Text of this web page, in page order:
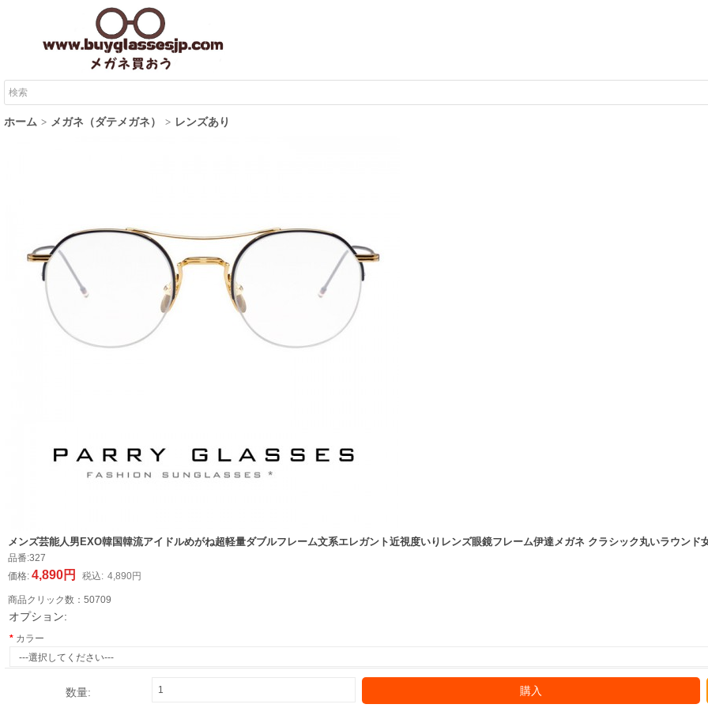
ホーム メガネ（ダテメガネ） レンズあり
メンズ芸能人男EXO韓国韓流アイドルめがね超軽量ダブルフレーム文系エレガント近視度いりレンズ眼鏡フレーム伊達メガネ クラシック丸いラウンド
品番:327
価格: 4,890円 税込: 4,890円
商品クリック数： 50709
オプション:
カラー
数量: 購入